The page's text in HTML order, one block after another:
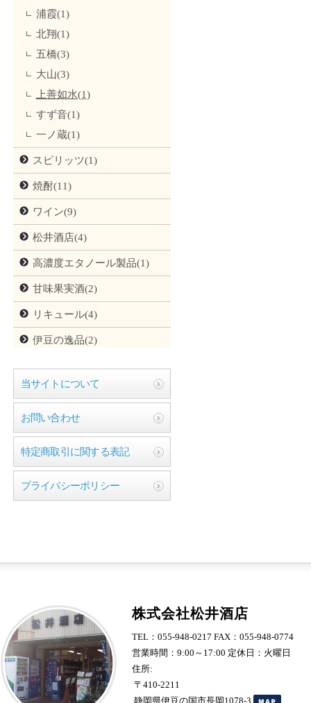
浦霞(1)
北翔(1)
五橋(3)
大山(3)
上善如水(1)
すず音(1)
一ノ蔵(1)
スピリッツ(1)
焼酎(11)
ワイン(9)
松井酒店(4)
高濃度エタノール製品(1)
甘味果実酒(2)
リキュール(4)
伊豆の逸品(2)
当サイトについて
お問い合わせ
特定商取引に関する表記
プライバシーポリシー
株式会社松井酒店
TEL：055-948-0217 FAX：055-948-0774
営業時間：9:00～17:00 定休日：火曜日
住所:
〒410-2211
静岡県伊豆の国市長岡1078-3